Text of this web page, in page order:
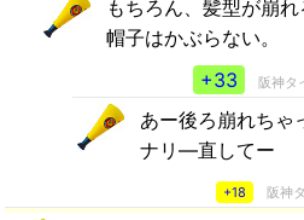
もちろん、髪型が崩れ
帽子はかぶらない。
+33
阪神タ
あー後ろ崩れちゃ
ナリ―直してー
+18 阪神